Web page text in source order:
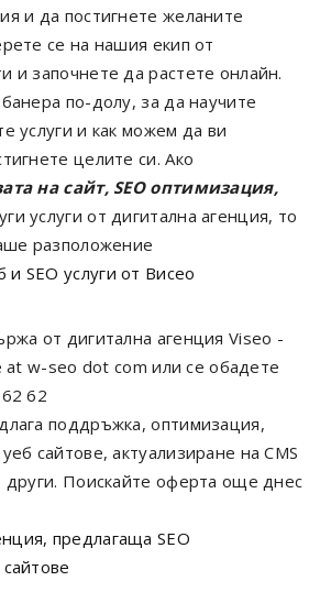
и да постигнете желаните
се на нашия екип от
и започнете да растете онлайн.
по-долу, за да научите
услуги и как можем да ви
целите си. Ако
на сайт, SEO оптимизация,
услуги от дигитална агенция, то
разположение
от дигитална агенция Viseo -
w-seo dot com или се обадете
62
поддръжка, оптимизация,
сайтове, актуализиране на CMS
други. Поискайте оферта още днес